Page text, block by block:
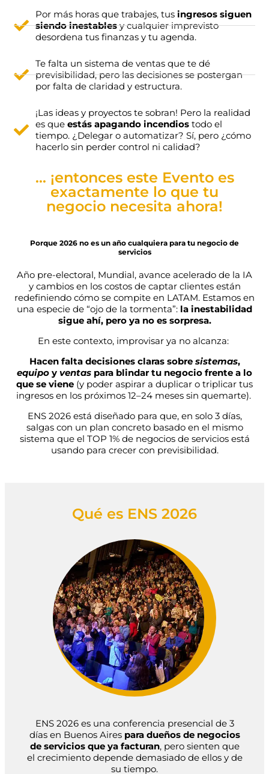
Por más horas que trabajes, tusingresos siguen
siendo inestablesy cualquier imprevisto
desordena tus finanzas y tu agenda.
Te falta un sistema de ventas que te dé
previsibilidad, pero las decisiones se postergan
por falta de claridad y estructura.
¡Las ideas y proyectos te sobran! Pero la realidad
es queestás apagando incendiostodo el
tiempo. ¿Delegar o automatizar? Sí, pero ¿cómo
hacerlo sin perder control ni calidad?
… ¡entonces este Evento es
exactamente lo que tu
negocio necesita ahora!
Porque 2026 no es un año cualquiera para tu negocio de
servicios
Año pre-electoral, Mundial, avance acelerado de la IA
y cambios en los costos de captar clientes están
redefiniendo cómo se compite en LATAM. Estamos en
una especie de “ojo de la tormenta”: la inestabilidad
sigue ahí, pero ya no es sorpresa.
En este contexto, improvisar ya no alcanza:
Hacen falta decisiones claras sobre sistemas,
equipo y ventas para blindar tu negocio frente a lo
que se viene (y poder aspirar a duplicar o triplicar tus
ingresos en los próximos 12–24 meses sin quemarte).
ENS 2026 está diseñado para que, en solo 3 días,
salgas con un plan concreto basado en el mismo
sistema que el TOP 1% de negocios de servicios está
usando para crecer con previsibilidad.
Qué es ENS 2026
ENS 2026 es una conferencia presencial de 3
días en Buenos Aires para dueños de negocios
de servicios que ya facturan, pero sienten que
el crecimiento depende demasiado de ellos y de
su tiempo.